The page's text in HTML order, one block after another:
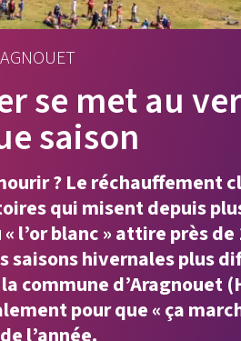
se met au
saison
? Le réchauffement
qui misent depuis
l’or blanc » attire près
saisons hivernales plus
commune d’Aragnouet
pour que « ça